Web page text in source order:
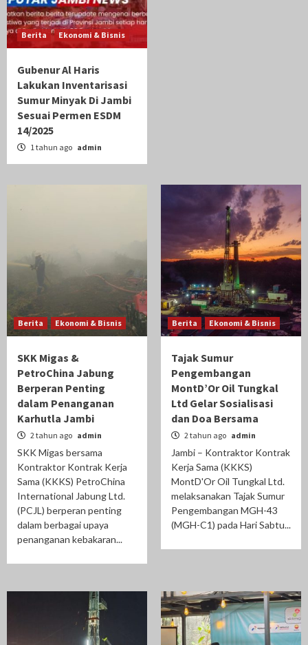
Berita Ekonomi & Bisnis
Gubenur Al Haris
Lakukan Inventarisasi
Sumur Minyak Di Jambi
Sesuai Permen ESDM
14/2025
1 tahun ago admin
Berita Ekonomi & Bisnis
SKK Migas &
PetroChina Jabung
Berperan Penting
dalam Penanganan
Karhutla Jambi
2 tahun ago admin
SKK Migas bersama
Kontraktor Kontrak Kerja
Sama (KKKS) PetroChina
International Jabung Ltd.
(PCJL) berperan penting
dalam berbagai upaya
penanganan kebakaran...
Berita Ekonomi & Bisnis
Tajak Sumur
Pengembangan
MontD’Or Oil Tungkal
Ltd Gelar Sosialisasi
dan Doa Bersama
2 tahun ago admin
Jambi – Kontraktor Kontrak
Kerja Sama (KKKS)
MontD'Or Oil Tungkal Ltd.
melaksanakan Tajak Sumur
Pengembangan MGH-43
(MGH-C1) pada Hari Sabtu...